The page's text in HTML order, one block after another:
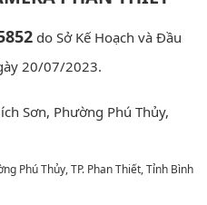
do Sở Kế Hoạch và Đầu
20/07/2023.
Sơn, Phường Phú Thủy,
Phú Thủy, TP. Phan Thiết, Tỉnh Bình